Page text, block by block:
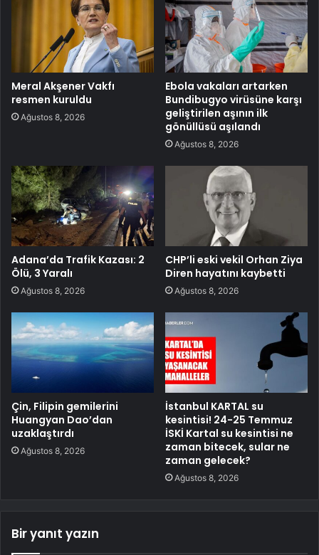
Meral Akşener Vakfı
resmen kuruldu
Ağustos 8, 2026
Ebola vakaları artarken
Bundibugyo virüsüne karşı
geliştirilen aşının ilk
gönüllüsü aşılandı
Ağustos 8, 2026
Adana’da Trafik Kazası: 2
Ölü, 3 Yaralı
Ağustos 8, 2026
CHP’li eski vekil Orhan Ziya
Diren hayatını kaybetti
Ağustos 8, 2026
Çin, Filipin gemilerini
Huangyan Dao’dan
uzaklaştırdı
Ağustos 8, 2026
İstanbul KARTAL su
kesintisi! 24-25 Temmuz
İSKİ Kartal su kesintisi ne
zaman bitecek, sular ne
zaman gelecek?
Ağustos 8, 2026
Bir yanıt yazın